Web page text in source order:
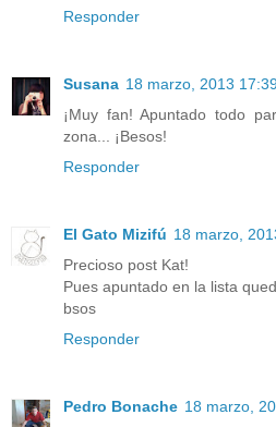
Responder
Susana 18 marzo, 2013
¡Muy fan! Apuntado todo
zona... ¡Besos!
Responder
El Gato Mizifú 18 marzo,
Precioso post Kat!
Pues apuntado en la lista
bsos
Responder
Pedro Bonache 18 marzo,